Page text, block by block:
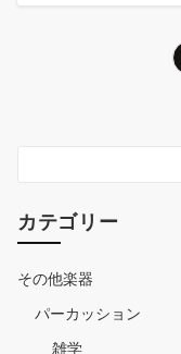
ー
ジ
送
り
カテゴリー
その他楽器
パーカッション
雑学